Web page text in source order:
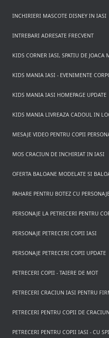
INCHIRIERI MASCOTE DISNEY IN IASI
INTREBARI ADRESATE FRECVENT
KIDS CORNER IASI, SPATIU DE
KIDS MANIA IASI - EVENIMENTE
KIDS MANIA IASI HOMEPAGE UPDATE
KIDS MANIA LIVREAZA CADOUL IN
MESAJE VIDEO PENTRU COPII
MOS CRACIUN DE INCHIRIAT IN IASI
OFERTA BALOANE MODELATE SI
PAHARE PENTRU BOTEZ CU
PERSONAJE LA PETRECERI PENTRU
PERSONAJE PETRECERI COPII IASI
PERSONAJE PETRECERI COPII UPDATE
PETRECERI COPII - TAIERE DE MOT
PETRECERI CRACIUN IASI PENTRU
PETRECERI PENTRU COPII DE
PETRECERI PENTRU COPII IASI - CU